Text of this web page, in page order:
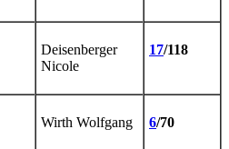
Deisenberger
Nicole
17/118
Wirth Wolfgang 6/70